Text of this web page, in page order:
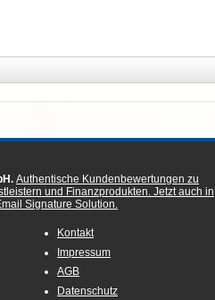
Authentische Kundenbewertungen zu
und Finanzprodukten. Jetzt auch in
Signature Solution.
Kontakt
Impressum
AGB
Datenschutz